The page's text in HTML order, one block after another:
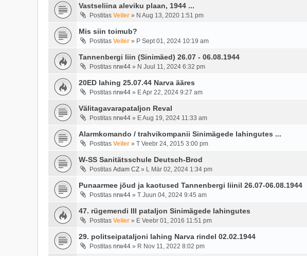
Vastseliina aleviku plaan, 1944 ...
Postitas Veiler » N Aug 13, 2020 1:51 pm
Mis siin toimub?
Postitas Veiler » P Sept 01, 2024 10:19 am
Tannenbergi liin (Sinimäed) 26.07 - 06.08.1944
Postitas nrw44 » N Juul 11, 2024 6:32 pm
20ED lahing 25.07.44 Narva ääres
Postitas nrw44 » E Apr 22, 2024 9:27 am
Välitagavarapataljon Reval
Postitas nrw44 » E Aug 19, 2024 11:33 am
Alarmkomando / trahvikompanii Sinimägede lahingutes ...
Postitas Veiler » T Veebr 24, 2015 3:00 pm
W-SS Sanitätsschule Deutsch-Brod
Postitas Adam CZ » L Mär 02, 2024 1:34 pm
Punaarmee jõud ja kaotused Tannenbergi liinil 26.07-06.08.1944
Postitas nrw44 » T Juun 04, 2024 9:45 am
47. rügemendi III pataljon Sinimägede lahingutes
Postitas Veiler » E Veebr 01, 2016 11:51 pm
29. politseipataljoni lahing Narva rindel 02.02.1944
Postitas nrw44 » R Nov 11, 2022 8:02 pm